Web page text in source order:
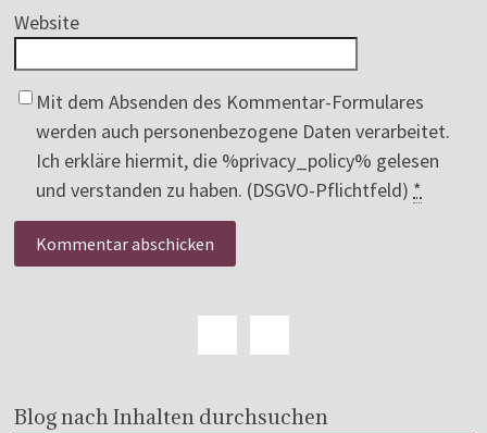
Website
Mit dem Absenden des Kommentar-Formulares
werden auch personenbezogene Daten verarbeitet.
Ich erkläre hiermit, die %privacy_policy% gelesen
und verstanden zu haben. (DSGVO-Pflichtfeld) *
Blog nach Inhalten durchsuchen